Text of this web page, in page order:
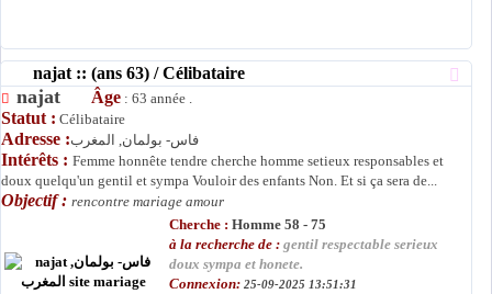
najat :: (ans 63) / Célibataire
najat Âge : 63 année .
Statut : Célibataire
Adresse :فاس- بولمان, المغرب
Intérêts : Femme honnête tendre cherche homme setieux responsables et
doux quelqu'un gentil et sympa Vouloir des enfants Non. Et si ça sera de...
Objectif : rencontre mariage amour
Cherche : Homme 58 - 75
à la recherche de : gentil respectable serieux
doux sympa et honete.
Connexion: 25-09-2025 13:51:31